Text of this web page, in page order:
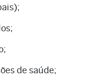
de saúde;